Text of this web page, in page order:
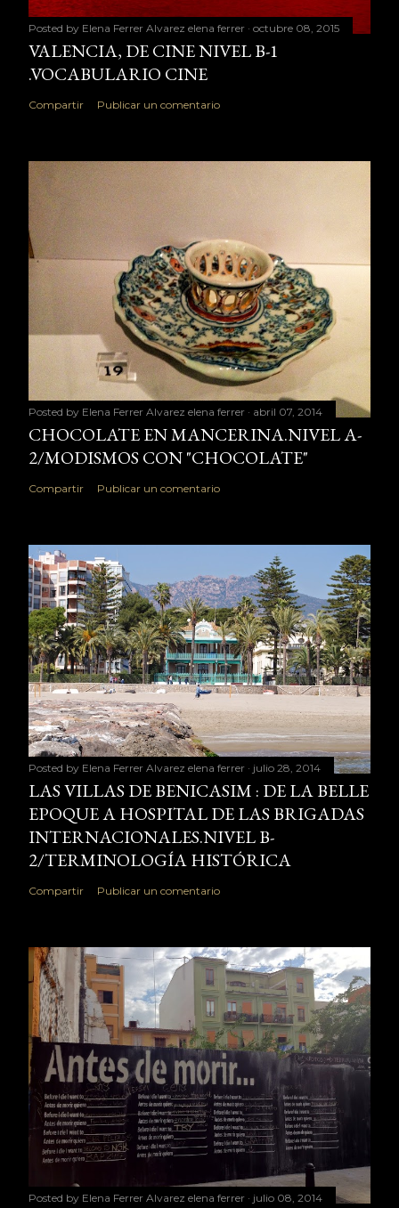
Posted by Elena Ferrer Alvarez elena ferrer octubre 08, 2015
VALENCIA, DE CINE NIVEL B-1
.VOCABULARIO CINE
Compartir Publicar un comentario
Posted by Elena Ferrer Alvarez elena ferrer abril 07, 2014
CHOCOLATE EN MANCERINA.NIVEL A-
2/MODISMOS CON "CHOCOLATE"
Compartir Publicar un comentario
Posted by Elena Ferrer Alvarez elena ferrer julio 28, 2014
LAS VILLAS DE BENICASIM : DE LA BELLE
EPOQUE A HOSPITAL DE LAS BRIGADAS
INTERNACIONALES.NIVEL B-
2/TERMINOLOGÍA HISTÓRICA
Compartir Publicar un comentario
Posted by Elena Ferrer Alvarez elena ferrer julio 08, 2014